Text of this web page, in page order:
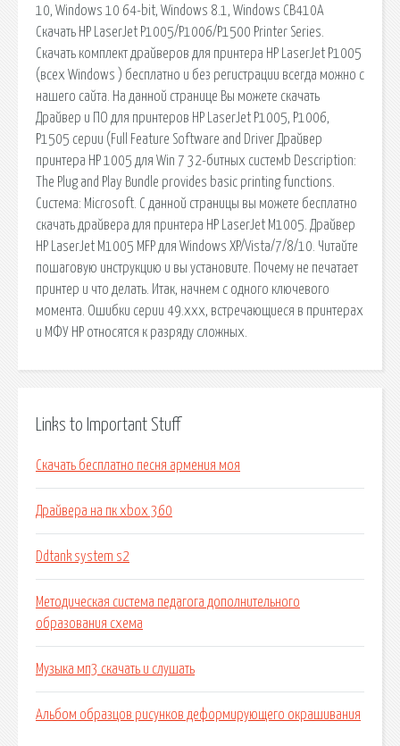
10, Windows 10 64-bit, Windows 8.1, Windows CB410A
Скачать HP LaserJet P1005/P1006/P1500 Printer Series.
Скачать комплект драйверов для принтера HP LaserJet P1005
(всех Windows ) бесплатно и без регистрации всегда можно с
нашего сайта. На данной странице Вы можете скачать
Драйвер и ПО для принтеров HP LaserJet P1005, P1006,
P1505 серии (Full Feature Software and Driver Драйвер
принтера HP 1005 для Win 7 32-битных системb Description:
The Plug and Play Bundle provides basic printing functions.
Система: Microsoft. С данной страницы вы можете бесплатно
скачать драйвера для принтера HP LaserJet M1005. Драйвер
HP LaserJet M1005 MFP для Windows XP/Vista/7/8/10. Читайте
пошаговую инструкцию и вы установите. Почему не печатает
принтер и что делать. Итак, начнем с одного ключевого
момента. Ошибки серии 49.xxx, встречающиеся в принтерах
и МФУ HP относятся к разряду сложных.
Links to Important Stuff
Скачать бесплатно песня армения моя
Драйвера на пк xbox 360
Ddtank system s2
Методическая система педагога дополнительного
образования схема
Музыка мп3 скачать и слушать
Альбом образцов рисунков деформирующего окрашивания